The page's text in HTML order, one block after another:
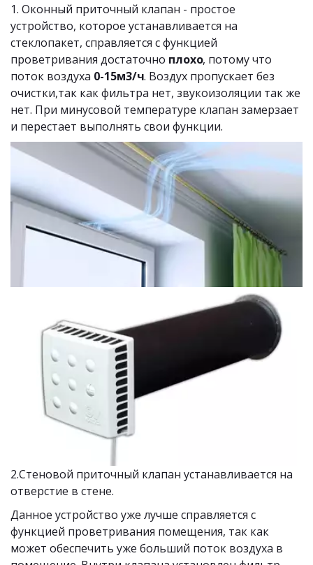
1. Оконный приточный клапан - простое
устройство, которое устанавливается на
стеклопакет, справляется с функцией
проветривания достаточно плохо, потому что
поток воздуха 0-15м3/ч. Воздух пропускает без
очистки,так как фильтра нет, звукоизоляции так же
нет. При минусовой температуре клапан замерзает
и перестает выполнять свои функции.
2.Стеновой приточный клапан устанавливается на
отверстие в стене.
Данное устройство уже лучше справляется с
функцией проветривания помещения, так как
может обеспечить уже больший поток воздуха в